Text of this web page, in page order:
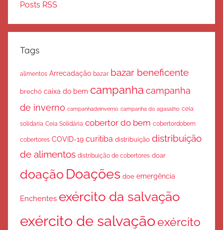
Posts RSS
Tags
alimentos Arrecadação bazar bazar beneficente
brechó caixa do bem campanha campanha
de inverno campanhadeinverno campanha do agasalho ceia
solidaria Ceia Solidária cobertor do bem cobertordobem
cobertores COVID-19 curitiba distribuição distribuição
de alimentos distribuição de cobertores doar
doação Doações doe emergência
Enchentes exército da salvação
exército de salvaçãoexército